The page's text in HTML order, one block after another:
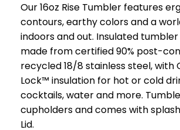
Our 16oz Rise Tumbler features
contours, earthy colors and a
indoors and out. Insulated
made from certified 90% post-
recycled 18/8 stainless steel, with
Lock™ insulation for hot or cold
cocktails, water and more.
cupholders and comes with
Lid.